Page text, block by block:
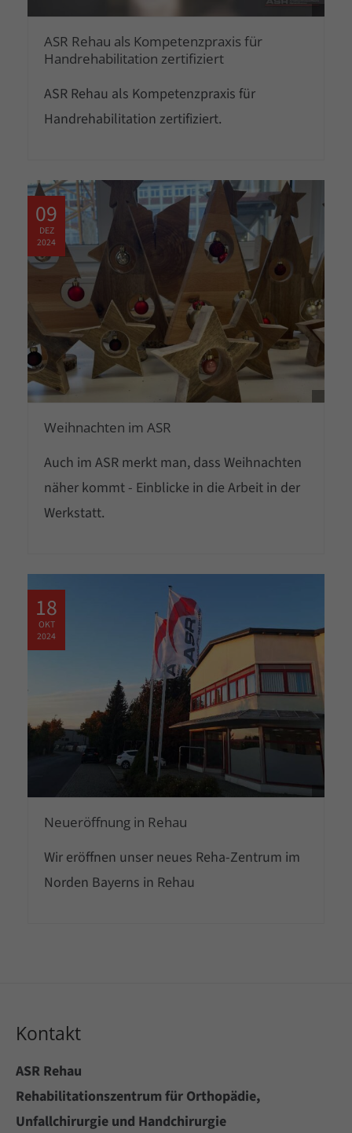
Cybersteel Inc.
376-293 City Road, Suite 600
Drop us a line
info@yourdomain.com
About us
Lorem ipsum dolor sit amet, consectetuer
adipiscing elit.
Aenean commodo ligula eget dolor. Aenean
massa. Cum sociis natoque penatibus et
magnis dis parturient montes, nascetur
ridiculus mus. Donec quam felis, ultricies nec.
ASR Rehau als Kompetenzpraxis für
Handrehabilitation zertifiziert
ASR Rehau als Kompetenzpraxis für
Handrehabilitation zertifiziert.
09
DEZ
2024
Weihnachten im ASR
Auch im ASR merkt man, dass Weihnachten
näher kommt - Einblicke in die Arbeit in der
Werkstatt.
18
OKT
2024
Neueröffnung in Rehau
Wir eröffnen unser neues Reha-Zentrum im
Norden Bayerns in Rehau
Kontakt
ASR Rehau
Rehabilitationszentrum für Orthopädie,
Unfallchirurgie und Handchirurgie